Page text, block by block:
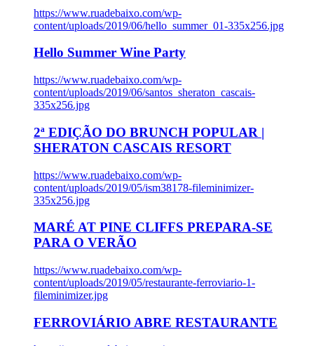
https://www.ruadebaixo.com/wp-
content/uploads/2019/06/hello_summer_01-335x256.jpg
Hello Summer Wine Party
https://www.ruadebaixo.com/wp-
content/uploads/2019/06/santos_sheraton_cascais-
335x256.jpg
2ª EDIÇÃO DO BRUNCH POPULAR |
SHERATON CASCAIS RESORT
https://www.ruadebaixo.com/wp-
content/uploads/2019/05/ism38178-fileminimizer-
335x256.jpg
MARÉ AT PINE CLIFFS PREPARA-SE
PARA O VERÃO
https://www.ruadebaixo.com/wp-
content/uploads/2019/05/restaurante-ferroviario-1-
fileminimizer.jpg
FERROVIÁRIO ABRE RESTAURANTE